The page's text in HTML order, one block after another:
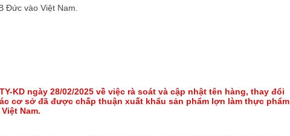
Đức vào Việt Nam.
KD ngày 28/02/2025 về việc rà soát và cập nhật tên hàng, thay đổi
cơ sở đã được chấp thuận xuất khẩu sản phẩm lợn làm thực phẩm
Nam.